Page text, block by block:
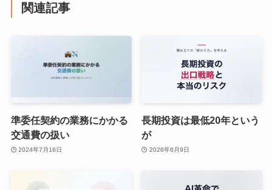
関連記事
準委任契約の業務にかかる
交通費の扱い
2024年7月16日
長期投資は最低20年という
が
2026年6月9日